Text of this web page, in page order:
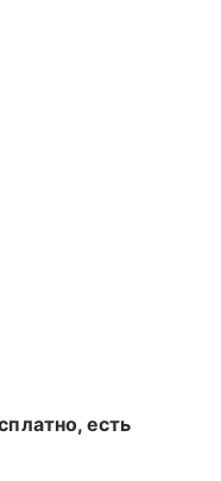
есть